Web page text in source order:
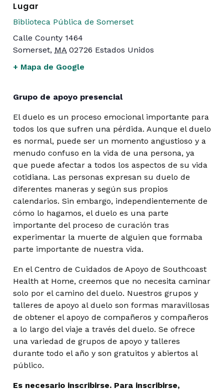
Lugar
Biblioteca Pública de Somerset
Calle County 1464
Somerset, MA 02726 Estados Unidos
+ Mapa de Google
Grupo de apoyo presencial
El duelo es un proceso emocional importante para
todos los que sufren una pérdida. Aunque el duelo
es normal, puede ser un momento angustioso y a
menudo confuso en la vida de una persona, ya
que puede afectar a todos los aspectos de su vida
cotidiana. Las personas expresan su duelo de
diferentes maneras y según sus propios
calendarios. Sin embargo, independientemente de
cómo lo hagamos, el duelo es una parte
importante del proceso de curación tras
experimentar la muerte de alguien que formaba
parte importante de nuestra vida.
En el Centro de Cuidados de Apoyo de Southcoast
Health at Home, creemos que no necesita caminar
solo por el camino del duelo. Nuestros grupos y
talleres de apoyo al duelo son formas maravillosas
de obtener el apoyo de compañeros y compañeros
a lo largo del viaje a través del duelo. Se ofrece
una variedad de grupos de apoyo y talleres
durante todo el año y son gratuitos y abiertos al
público.
Es necesario inscribirse. Para inscribirse,